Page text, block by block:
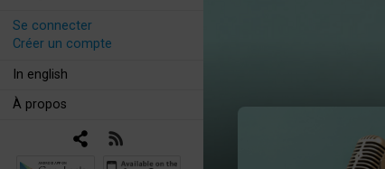
Se connecter
Créer un compte
In english
À propos